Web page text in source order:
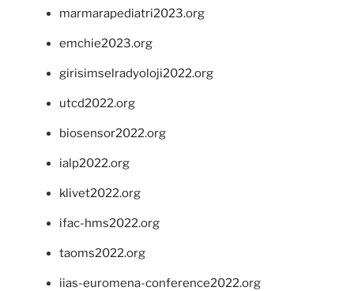
marmarapediatri2023.org
emchie2023.org
girisimselradyoloji2022.org
utcd2022.org
biosensor2022.org
ialp2022.org
klivet2022.org
ifac-hms2022.org
taoms2022.org
iias-euromena-conference2022.org